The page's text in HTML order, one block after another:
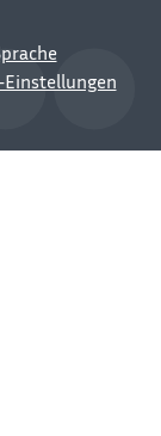
Einstellungen